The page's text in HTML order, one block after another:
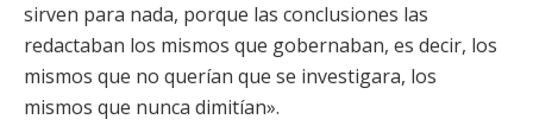
sirven para nada, porque las conclusiones las
redactaban los mismos que gobernaban, es decir, los
mismos que no querían que se investigara, los
mismos que nunca dimitían».